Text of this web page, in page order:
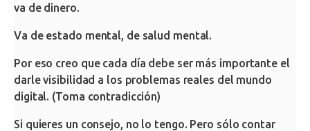
va de dinero.
Va de estado mental, de salud mental.
Por eso creo que cada día debe ser más importante el
darle visibilidad a los problemas reales del mundo
digital. (Toma contradicción)
Si quieres un consejo, no lo tengo. Pero sólo contar